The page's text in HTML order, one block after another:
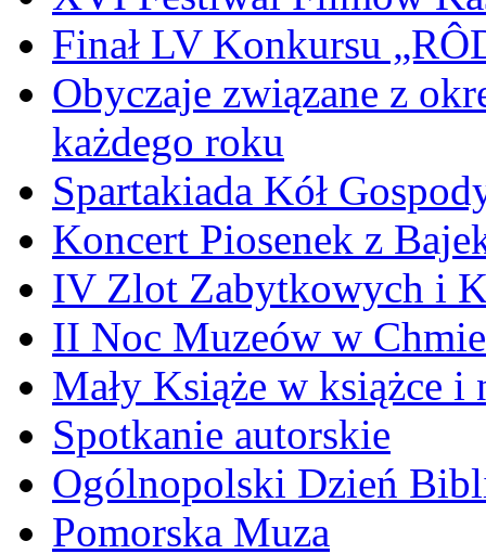
Finał LV Konkursu
Obyczaje związane z
każdego roku
Spartakiada Kół
Koncert Piosenek z
IV Zlot Zabytkowych i
II Noc Muzeów w
Mały Książe w książce i
Spotkanie autorskie
Ogólnopolski Dzień
Pomorska Muza